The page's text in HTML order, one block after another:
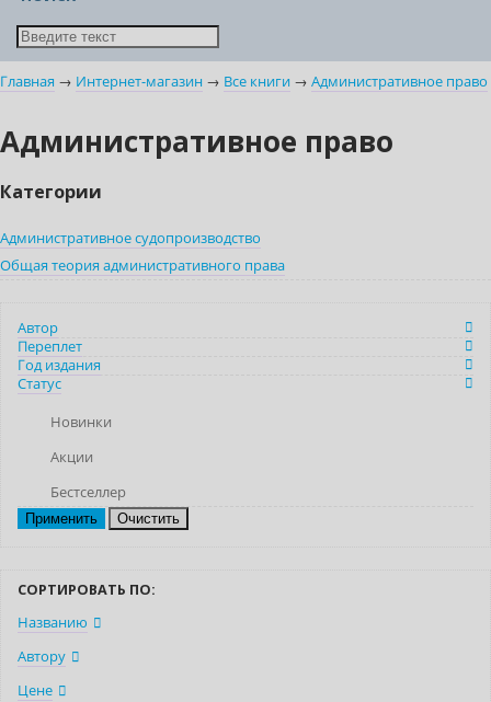
Главная → Интернет-магазин → Все книги → Административное право
Административное право
Категории
Административное судопроизводство
Общая теория административного права
Автор
Переплет
Год издания
Статус
Новинки
Акции
Бестселлер
Очистить
СОРТИРОВАТЬ ПО:
Названию
Автору
Цене